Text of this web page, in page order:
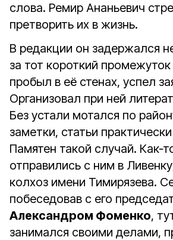
слова. Ремир Ананьевич
претворить их в жизнь.
В редакции он задержался
за тот короткий
пробыл в её стенах, успел
Организовал при ней
Без устали мотался по
заметки, статьи
Памятен такой случай.
отправились с ним в
колхоз имени Тимирязева.
побеседовав с его
Александром Фоменко,
занимался своими делами,